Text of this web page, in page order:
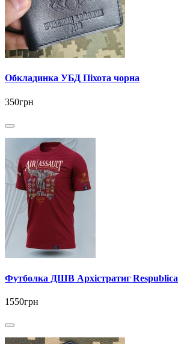
Обкладинка УБД Піхота чорна
350грн
Футболка ДШВ Архістратиг Respublica
1550грн